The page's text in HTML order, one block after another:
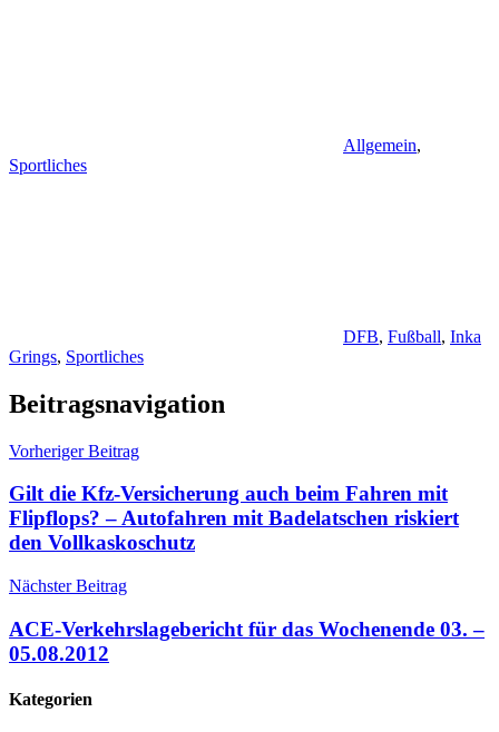
Allgemein,
Sportliches
DFB, Fußball, Inka
Grings, Sportliches
Beitragsnavigation
Vorheriger Beitrag
Gilt die Kfz-Versicherung auch beim Fahren mit
Flipflops? – Autofahren mit Badelatschen riskiert
den Vollkaskoschutz
Nächster Beitrag
ACE-Verkehrslagebericht für das Wochenende 03. –
05.08.2012
Kategorien